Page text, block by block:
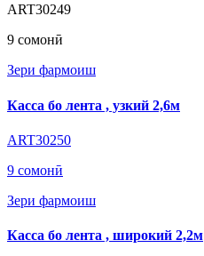
ART30249
9 сомонӣ
Зери фармоиш
Касса бо лента , узкий 2,6м
ART30250
9 сомонӣ
Зери фармоиш
Касса бо лента , широкий 2,2м